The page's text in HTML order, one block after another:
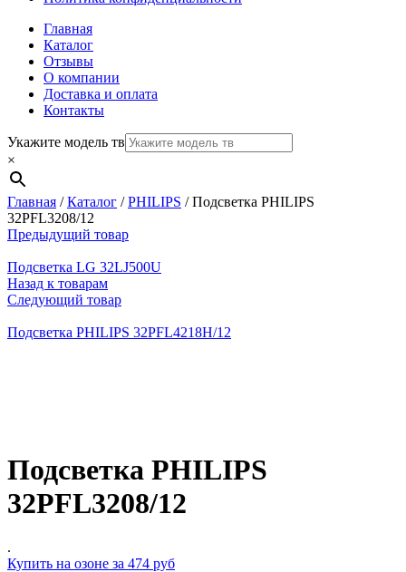
Главная
Каталог
Отзывы
О компании
Доставка и оплата
Контакты
Укажите модель тв
×
Главная /Каталог /PHILIPS /Подсветка PHILIPS
32PFL3208/12
Предыдущий товар
Подсветка LG 32LJ500U
Назад к товарам
Следующий товар
Подсветка PHILIPS 32PFL4218H/12
Подсветка PHILIPS
32PFL3208/12
.
Купить на озоне за 474 руб